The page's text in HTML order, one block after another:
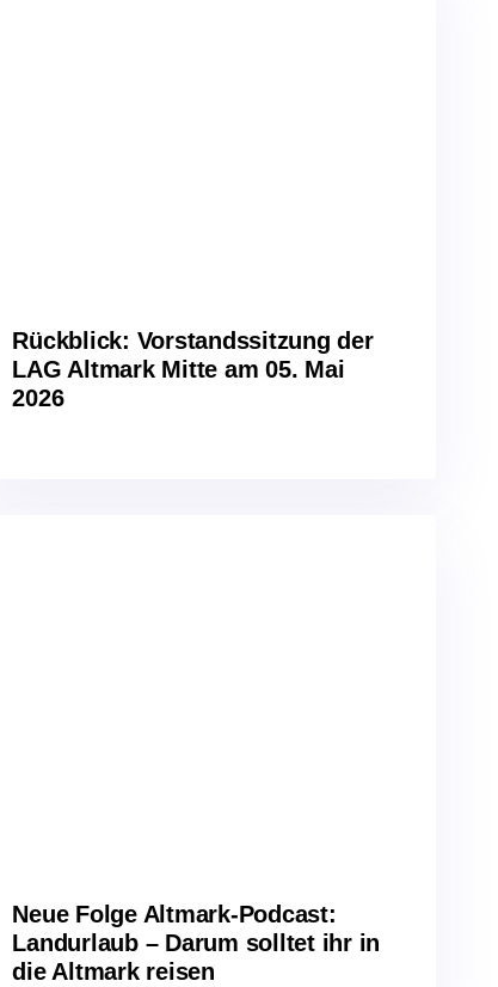
Rückblick: Vorstandssitzung der
LAG Altmark Mitte am 05. Mai
2026
Neue Folge Altmark-Podcast:
Landurlaub – Darum solltet ihr in
die Altmark reisen